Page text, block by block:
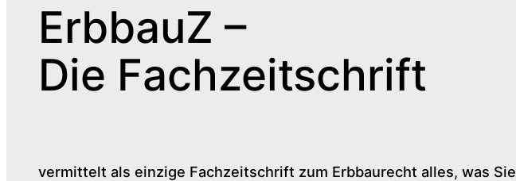
ErbbauZ –
Die Fachzeitschrift
vermittelt als einzige Fachzeitschrift zum Erbbaurecht alles, was Sie